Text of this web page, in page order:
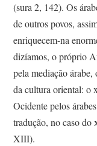
(sura 2, 142). Os
de outros povos,
enriquecem-na
dizíamos, o próprio
pela mediação árabe,
da cultura oriental: o
Ocidente pelos
tradução, no caso
XIII).